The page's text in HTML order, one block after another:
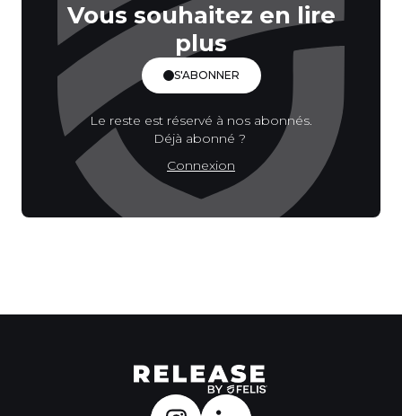
Vous souhaitez en lire
plus
S'ABONNER
Le reste est réservé à nos abonnés.
Déjà abonné ?
Connexion